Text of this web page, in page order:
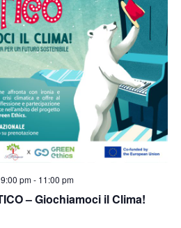
– Giochiamoci il Clima!
pm- 11:00 pm